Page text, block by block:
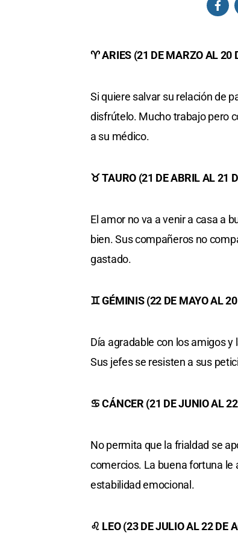
♈ ARIES (21 DE MARZO AL 20
Si quiere salvar su relación de
disfrútelo. Mucho trabajo pero
a su médico.
♉ TAURO (21 DE ABRIL AL 21
El amor no va a venir a casa a
bien. Sus compañeros no
gastado.
♊ GÉMINIS (22 DE MAYO AL
Día agradable con los amigos
Sus jefes se resisten a sus
♋ CÁNCER (21 DE JUNIO AL
No permita que la frialdad se
comercios. La buena fortuna
estabilidad emocional.
♌ LEO (23 DE JULIO AL 22 DE